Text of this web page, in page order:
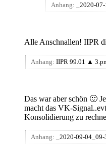
Anhang: _2020-
Alle Anschnallen! IIPR
Anhang: IIPR 99.01 ▲
Das war aber schön 🙂
macht das VK-
Konsolidierung zu
Anhang: _2020-09-